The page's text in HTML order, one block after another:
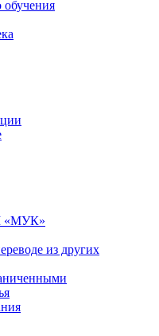
«МУК»
из других